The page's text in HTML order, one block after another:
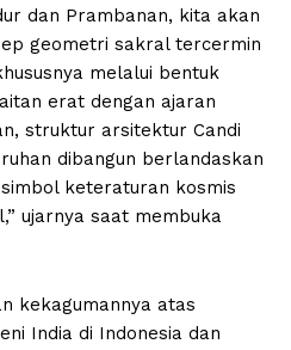
dan Prambanan, kita akan
geometri sakral tercermin
melalui bentuk
erat dengan ajaran
struktur arsitektur Candi
dibangun berlandaskan
keteraturan kosmis
ujarnya saat membuka
kekagumannya atas
India di Indonesia dan